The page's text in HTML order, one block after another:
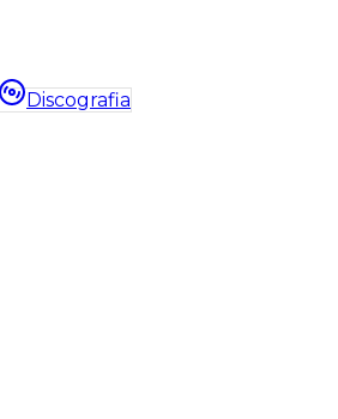
Discografia